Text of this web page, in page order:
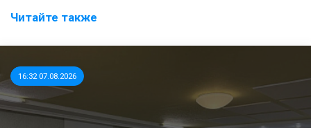
Читайте также
16:32 07.08.2026